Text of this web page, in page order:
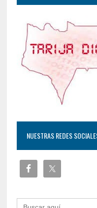
NUESTRAS REDES
Buscar: